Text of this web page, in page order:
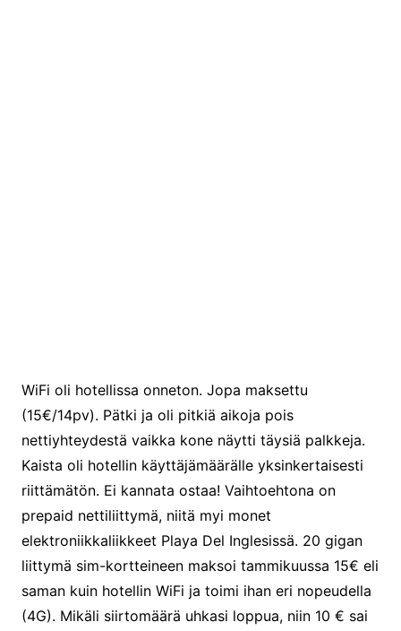
WiFi oli hotellissa onneton. Jopa maksettu
(15€/14pv). Pätki ja oli pitkiä aikoja pois
nettiyhteydestä vaikka kone näytti täysiä palkkeja.
Kaista oli hotellin käyttäjämäärälle yksinkertaisesti
riittämätön. Ei kannata ostaa! Vaihtoehtona on
prepaid nettiliittymä, niitä myi monet
elektroniikkaliikkeet Playa Del Inglesissä. 20 gigan
liittymä sim-kortteineen maksoi tammikuussa 15€ eli
saman kuin hotellin WiFi ja toimi ihan eri nopeudella
(4G). Mikäli siirtomäärä uhkasi loppua, niin 10 € sai